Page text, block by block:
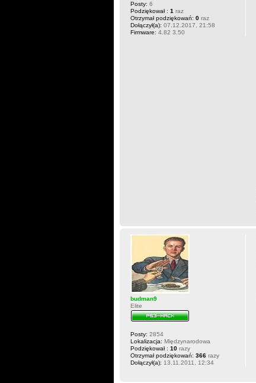
Posty: 6
Podziękował : 1 raz
Otrzymał podziękowań: 0 raz
Dołączył(a): 07.12.2017, 21:58
Firmware: 4.82 3.50
budman9
Elite
Posty: 2854
Lokalizacja: Międzynarodowa
Podziękował : 10 razy
Otrzymał podziękowań: 366 razy
Dołączył(a): 13.11.2011, 12:34